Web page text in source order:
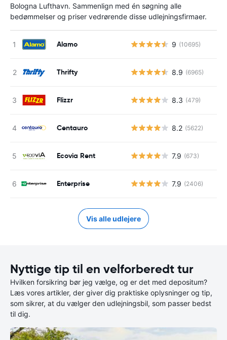
Bologna Lufthavn. Sammenlign med én søgning alle
bedømmelser og priser vedrørende disse udlejningsfirmaer.
Alamo 9 (10695)
Thrifty 8.9 (6965)
Flizzr 8.3 (479)
Centauro 8.2 (5622)
Ecovia Rent 7.9 (673)
Enterprise 7.9 (2406)
Vis alle udlejere
Nyttige tip til en velforberedt tur
Hvilken forsikring bør jeg vælge, og er det med depositum?
Læs vores artikler, der giver dig praktiske oplysninger og tip,
som sikrer, at du vælger den udlejningsbil, som passer bedst
til dig.